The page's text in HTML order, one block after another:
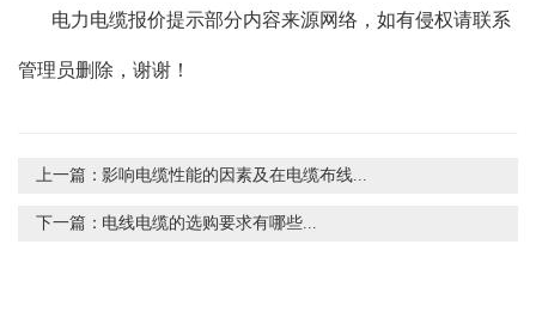
电力电缆报价提示部分内容来源网络，如有侵权请联系
管理员删除，谢谢！
上一篇：影响电缆性能的因素及在电缆布线...
下一篇： 电线电缆的选购要求有哪些...